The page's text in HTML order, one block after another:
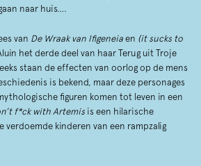
naar huis….
van De Wraak van Ifigeneia en (it sucks to
het derde deel van haar Terug uit Troje
staan de effecten van oorlog op de mens
is bekend, maar deze personages
figuren komen tot leven in een
f*ck with Artemis is een hilarische
verdoemde kinderen van een rampzalig